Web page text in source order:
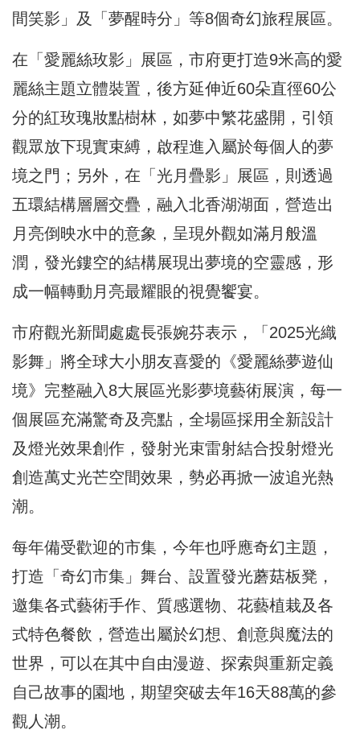
間笑影」及「夢醒時分」等8個奇幻旅程展區。
在「愛麗絲玫影」展區，市府更打造9米高的愛
麗絲主題立體裝置，後方延伸近60朵直徑60公
分的紅玫瑰妝點樹林，如夢中繁花盛開，引領
觀眾放下現實束縛，啟程進入屬於每個人的夢
境之門；另外，在「光月疊影」展區，則透過
五環結構層層交疊，融入北香湖湖面，營造出
月亮倒映水中的意象，呈現外觀如滿月般溫
潤，發光鏤空的結構展現出夢境的空靈感，形
成一幅轉動月亮最耀眼的視覺饗宴。
市府觀光新聞處處長張婉芬表示，「2025光織
影舞」將全球大小朋友喜愛的《愛麗絲夢遊仙
境》完整融入8大展區光影夢境藝術展演，每一
個展區充滿驚奇及亮點，全場區採用全新設計
及燈光效果創作，發射光束雷射結合投射燈光
創造萬丈光芒空間效果，勢必再掀一波追光熱
潮。
每年備受歡迎的市集，今年也呼應奇幻主題，
打造「奇幻市集」舞台、設置發光蘑菇板凳，
邀集各式藝術手作、質感選物、花藝植栽及各
式特色餐飲，營造出屬於幻想、創意與魔法的
世界，可以在其中自由漫遊、探索與重新定義
自己故事的園地，期望突破去年16天88萬的參
觀人潮。